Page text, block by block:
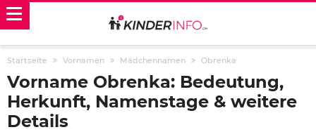
Startseite Vornamen Mädchennamen Obrenka
Vorname Obrenka: Bedeutung,
Herkunft, Namenstage & weitere
Details